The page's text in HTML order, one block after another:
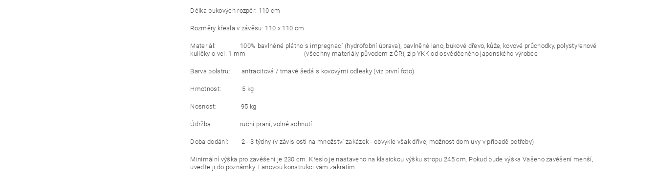
Délka bukových rozpěr: 110 cm
Rozměry křesla v závěsu: 110 x 110 cm
Materiál: 100% bavlněné plátno s impregnací (hydrofobní úprava), bavlněné lano, bukové dřevo, kůže, kovové průchodky, polystyrenové
kuličky o vel. 1 mm (všechny materiály původem z ČR), zip YKK od osvědčeného japonského výrobce
Barva polstru: antracitová / tmavě šedá s kovovými odlesky (viz první foto)
Hmotnost: 5 kg
Nosnost: 95 kg
Údržba: ruční praní, volné schnutí
Doba dodání: 2 - 3 týdny (v závislosti na množství zakázek - obvykle však dříve, možnost domluvy v případě potřeby)
Minimální výška pro zavěšení je 230 cm. Křeslo je nastaveno na klasickou výšku stropu 245 cm. Pokud bude výška Vašeho zavěšení menší,
uveďte ji do poznámky. Lanovou konstrukci vám zakrátím.